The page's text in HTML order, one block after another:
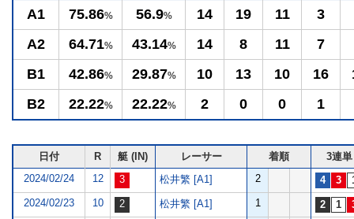
A1 75.86% 56.9% 14 19 11
3
A2
64.71% 43.14% 14 8 11
7
B1
42.86% 29.87% 10 13 10 16
B2
22.22% 22.22% 2 0 0 1
日付 R 艇 (IN) レーサー 着順
3連単
2024/02/24
12 松井繁 [A1] 2
2024/02/23 10 松井繁 [A1] 1